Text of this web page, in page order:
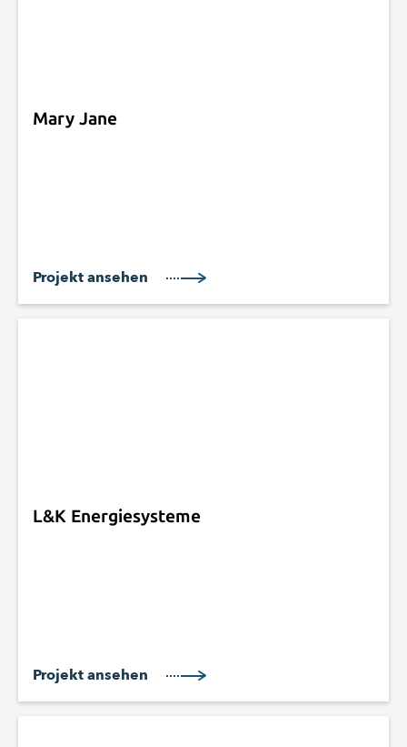
Mary Jane
Projekt ansehen
L&K Energiesysteme
Projekt ansehen